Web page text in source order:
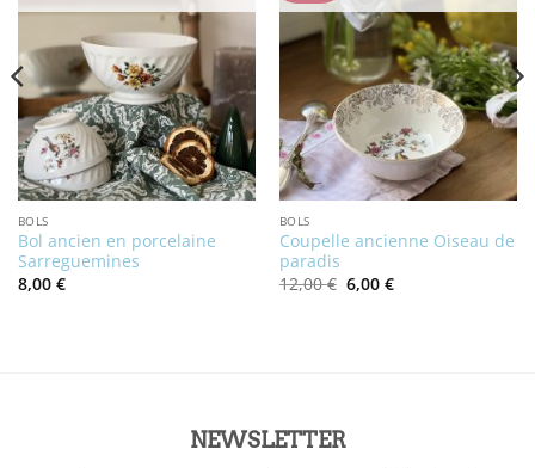
BOLS
Bol ancien en porcelaine
Sarreguemines
8,00 €
BOLS
Coupelle ancienne Oiseau de
paradis
12,00€ Le
prix
6,00 €Le
prix
NEWSLETTER